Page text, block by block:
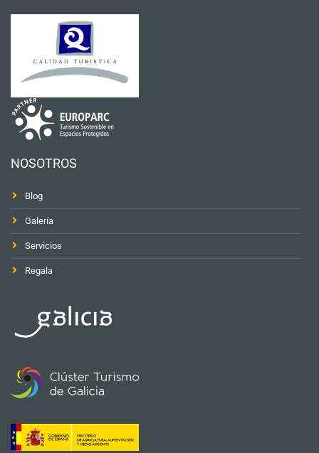
NOSOTROS
Blog
Galería
Servicios
Regala